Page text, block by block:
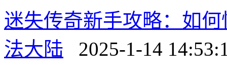
迷失传奇新手攻略：如
法大陆 2025-1-14